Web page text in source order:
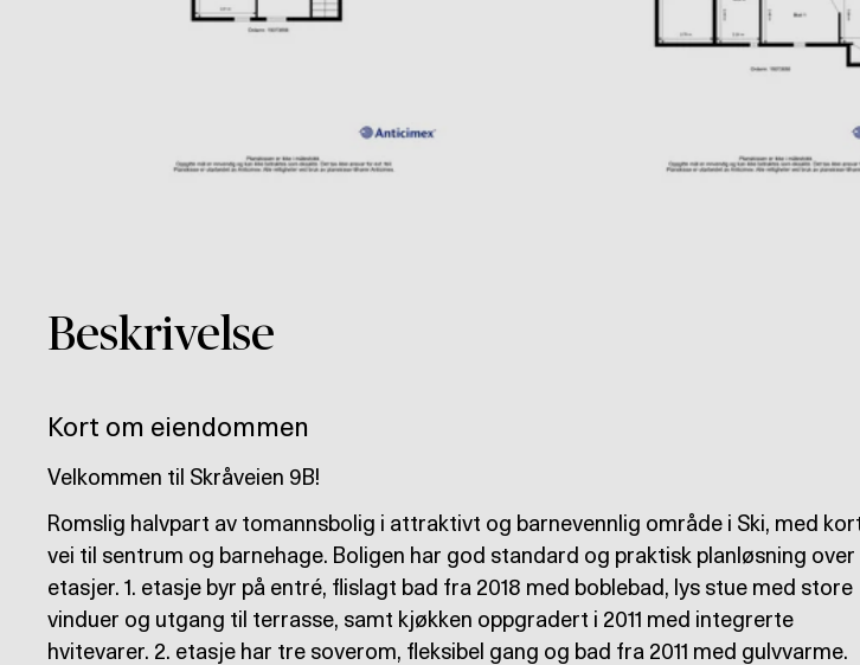
Beskrivelse
Kort om eiendommen
Velkommen til Skråveien 9B!
Romslig halvpart av tomannsbolig i attraktivt og barnevennlig område i Ski, med
vei til sentrum og barnehage. Boligen har god standard og praktisk planløsning
etasjer. 1. etasje byr på entré, flislagt bad fra 2018 med boblebad, lys stue med store
vinduer og utgang til terrasse, samt kjøkken oppgradert i 2011 med integrerte
hvitevarer. 2. etasje har tre soverom, fleksibel gang og bad fra 2011 med gulvvarme.